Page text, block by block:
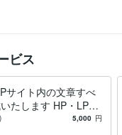
ビス
サイト内の文章すべ
たします HP・LP制
ライティング担当に
5,000 円